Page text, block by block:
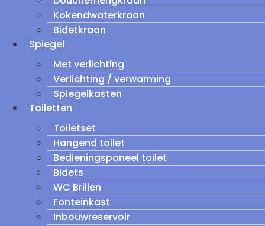
Kokendwaterkraan
Bidetkraan
Spiegel
Met verlichting
Verlichting / verwarming
Spiegelkasten
Toiletten
Toiletset
Hangend toilet
Bedieningspaneel toilet
Bidets
WC Brillen
Fonteinkast
Inbouwreservoir